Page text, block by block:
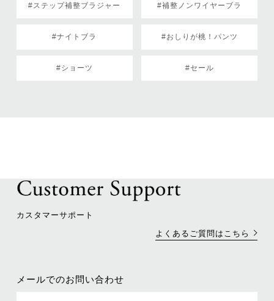
#ステップ補整ブラジャー #補整ノンワイヤーブラ
#ナイトブラ #おしりが桃！パンツ
#ショーツ #セール
カスタマーサポート
よくあるご質問はこちら
メールでのお問い合わせ